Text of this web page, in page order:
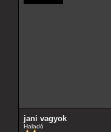
jani vagyok
Haladó